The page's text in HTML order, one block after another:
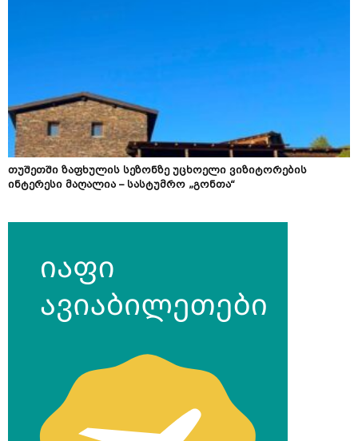
თუშეთში ზაფხულის სეზონზე უცხოელი ვიზიტორების
ინტერესი მაღალია – სასტუმრო „გონთა“